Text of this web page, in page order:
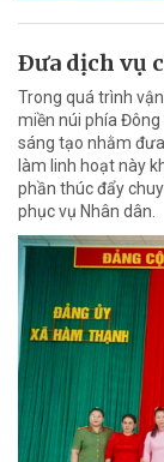
Ðưa dịch vụ
Trong quá trình
miền núi phía
sáng tạo nhằm
làm linh hoạt này
phần thúc đẩy
phục vụ Nhân dân.